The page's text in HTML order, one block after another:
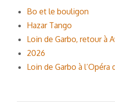
Bo et le bouligon
Hazar Tango
Loin de Garbo, retour à
2026
Loin de Garbo à l’Opéra